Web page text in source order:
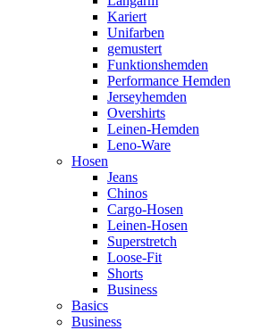
Kariert
Unifarben
gemustert
Funktionshemden
Performance Hemden
Jerseyhemden
Overshirts
Leinen-Hemden
Leno-Ware
Hosen
Jeans
Chinos
Cargo-Hosen
Leinen-Hosen
Superstretch
Loose-Fit
Shorts
Business
Basics
Business